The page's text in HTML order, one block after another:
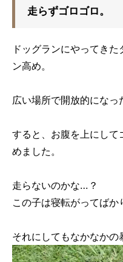
走らずゴロゴロ。
ドッグランにやってき
ン高め。
広い場所で開放的になっ
すると、お腹を上にし
めました。
走らないのかな…？
この子は寝転がってばか
それにしてもなかなかの